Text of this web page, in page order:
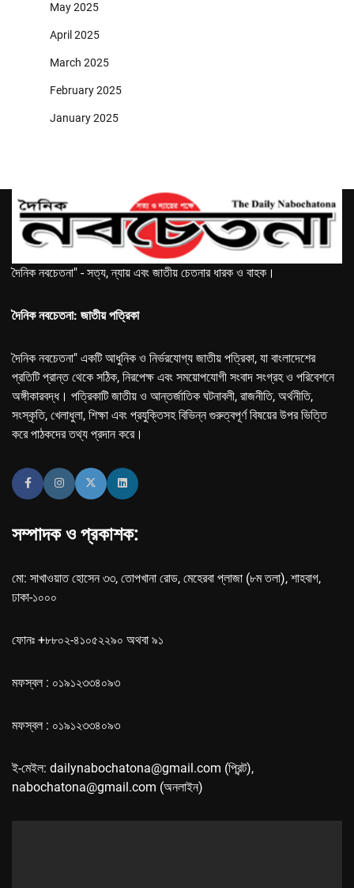
May 2025
April 2025
March 2025
February 2025
January 2025
দৈনিক নবচেতনা" - সত্য, ন্যায় এবং জাতীয় চেতনার ধারক ও বাহক।
দৈনিক নবচেতনা: জাতীয় পত্রিকা
দৈনিক নবচেতনা" একটি আধুনিক ও নির্ভরযোগ্য জাতীয় পত্রিকা, যা বাংলাদেশের
প্রতিটি প্রান্ত থেকে সঠিক, নিরপেক্ষ এবং সময়োপযোগী সংবাদ সংগ্রহ ও পরিবেশনে
অঙ্গীকারবদ্ধ। পত্রিকাটি জাতীয় ও আন্তর্জাতিক ঘটনাবলী, রাজনীতি, অর্থনীতি,
সংস্কৃতি, খেলাধুলা, শিক্ষা এবং প্রযুক্তিসহ বিভিন্ন গুরুত্বপূর্ণ বিষয়ের উপর ভিত্তি
করে পাঠকদের তথ্য প্রদান করে।
সম্পাদক ও প্রকাশক:
মো: সাখাওয়াত হোসেন ৩৩, তোপখানা রোড, মেহেরবা প্লাজা (৮ম তলা), শাহবাগ,
ঢাকা-১০০০
ফোনঃ +৮৮০২-৪১০৫২২৯০ অথবা ৯১
মফস্বল : ০১৯১২৩৩৪০৯৩
মফস্বল : ০১৯১২৩৩৪০৯৩
ই-মেইল: dailynabochatona@gmail.com (প্রিন্ট),
nabochatona@gmail.com (অনলাইন)